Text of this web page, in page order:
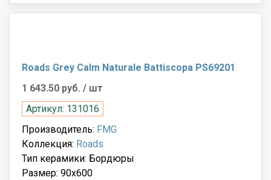
Roads Grey Calm Naturale Battiscopa PS69201
1 643.50 руб. / шт
Артикул: 131016
Производитель: FMG
Коллекция: Roads
Тип керамики: Бордюры
Размер: 90x600